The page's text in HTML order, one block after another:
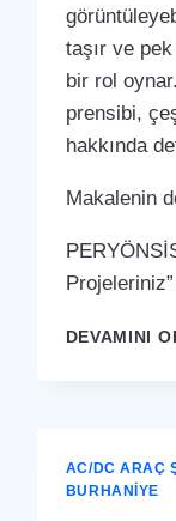
taşır ve
bir rol
prensibi,
hakkında
Makalenin
DEVAMINI
AC/DC ARAÇ
BURHANIYE